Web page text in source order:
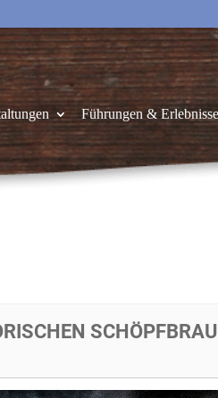
Führungen & Erlebnisse